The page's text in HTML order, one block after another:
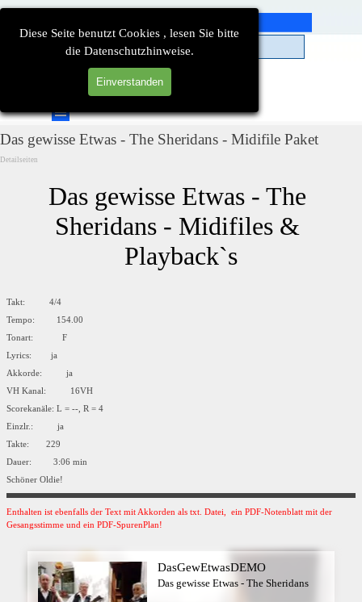
Diese Seite benutzt Cookies , lesen Sie bitte
die Datenschutzhinweise.
Einverstanden
Direkt zum Seiteninhalt
Menü überspringen
Das gewisse Etwas - The Sheridans - Midifile Paket
Detailseiten
Das gewisse Etwas - The
Sheridans - Midifiles &
Playback`s
Takt: 4/4
Tempo: 154.00
Tonart: F
Lyrics: ja
Akkorde: ja
VH Kanal: 16VH
Scorekanäle: L = --, R = 4
Einzlr.: ja
Takte: 229
Dauer: 3:06 min
Schöner Oldie!
Enthalten ist ebenfalls der Text mit Akkorden als txt. Datei, ein PDF-Notenblatt mit der
Gesangsstimme und ein PDF-SpurenPlan!
DasGewEtwasDEMO
Das gewisse Etwas - The Sheridans